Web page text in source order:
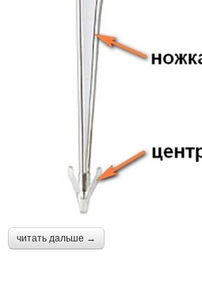
читать дальше →